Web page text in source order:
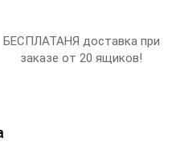
БЕСПЛАТАНЯ доставка при
заказе от 20 ящиков!